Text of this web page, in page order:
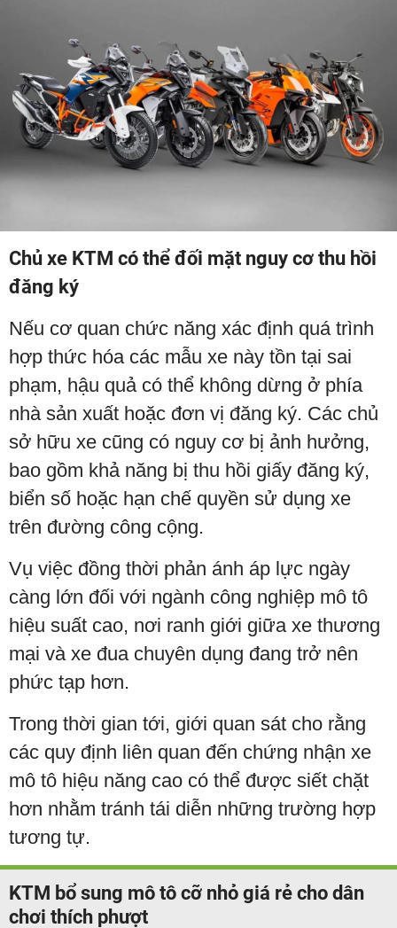
Chủ xe KTM có thể đối mặt nguy cơ thu hồi
đăng ký
Nếu cơ quan chức năng xác định quá trình
hợp thức hóa các mẫu xe này tồn tại sai
phạm, hậu quả có thể không dừng ở phía
nhà sản xuất hoặc đơn vị đăng ký. Các chủ
sở hữu xe cũng có nguy cơ bị ảnh hưởng,
bao gồm khả năng bị thu hồi giấy đăng ký,
biển số hoặc hạn chế quyền sử dụng xe
trên đường công cộng.
Vụ việc đồng thời phản ánh áp lực ngày
càng lớn đối với ngành công nghiệp mô tô
hiệu suất cao, nơi ranh giới giữa xe thương
mại và xe đua chuyên dụng đang trở nên
phức tạp hơn.
Trong thời gian tới, giới quan sát cho rằng
các quy định liên quan đến chứng nhận xe
mô tô hiệu năng cao có thể được siết chặt
hơn nhằm tránh tái diễn những trường hợp
tương tự.
KTM bổ sung mô tô cỡ nhỏ giá rẻ cho dân
chơi thích phượt